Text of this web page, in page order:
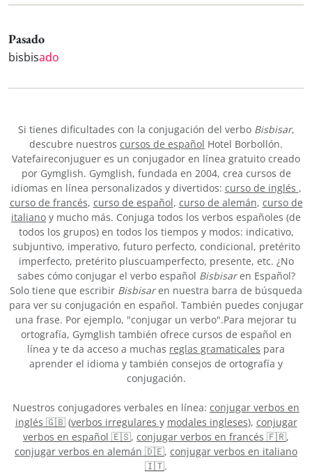
Pasado
bisbisado
Si tienes dificultades con la conjugación del verbo Bisbisar,
descubre nuestros cursos de español Hotel Borbollón.
Vatefaireconjuguer es un conjugador en línea gratuito creado
por Gymglish. Gymglish, fundada en 2004, crea cursos de
idiomas en línea personalizados y divertidos: curso de inglés ,
curso de francés, curso de español, curso de alemán, curso de
italiano y mucho más. Conjuga todos los verbos españoles (de
todos los grupos) en todos los tiempos y modos: indicativo,
subjuntivo, imperativo, futuro perfecto, condicional, pretérito
imperfecto, pretérito pluscuamperfecto, presente, etc. ¿No
sabes cómo conjugar el verbo español Bisbisaren Español?
Solo tiene que escribir Bisbisaren nuestra barra de búsqueda
para ver su conjugación en español. También puedes conjugar
una frase. Por ejemplo, "conjugar un verbo".Para mejorar tu
ortografía, Gymglish también ofrece cursos de español en
línea y te da acceso a muchas reglas gramaticales para
aprender el idioma y también consejos de ortografía y
conjugación.
Nuestros conjugadores verbales en línea: conjugar verbos en
inglés 🇬🇧(verbos irregulares y modales ingleses), conjugar
verbos en español 🇪🇸, conjugar verbos en francés 🇫🇷,
conjugar verbos en alemán 🇩🇪, conjugar verbos en italiano
🇮🇹.